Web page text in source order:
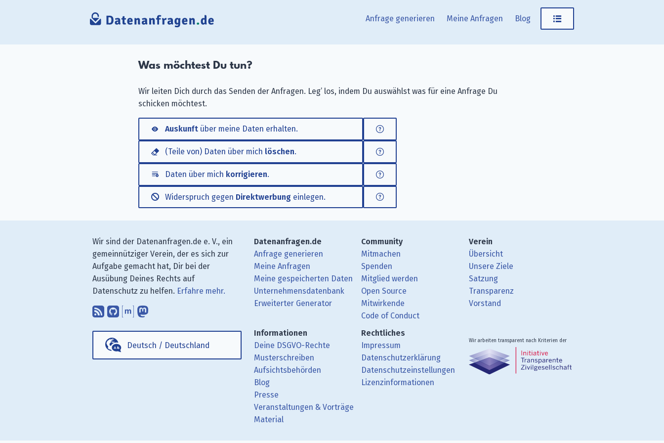
Anfrage generieren Meine Anfragen Blog
Was möchtest Du tun?
Wir leiten Dich durch das Senden der Anfragen. Leg’ los, indem Du auswählst was für eine Anfrage Du
schicken möchtest.
Auskunft über meine Daten erhalten.
(Teile von) Daten über mich löschen.
Daten über mich korrigieren.
Widerspruch gegen Direktwerbung einlegen.
Wir sind der Datenanfragen.de e. V., ein
gemeinnütziger Verein, der es sich zur
Aufgabe gemacht hat, Dir bei der
Ausübung Deines Rechts auf
Datenschutz zu helfen. Erfahre mehr.
Abonniere unsere Blogbeiträge mit Deinem RSS-Reader.
Finde uns bei GitHub.
Unterhalte Dich mit uns über Matrix.
Folge uns bei Mastodon.
Deutsch / Deutschland
Datenanfragen.de
Anfrage generieren
Meine Anfragen
Meine gespeicherten Daten
Unternehmensdatenbank
Erweiterter Generator
Community
Mitmachen
Spenden
Mitglied werden
Open Source
Mitwirkende
Code of Conduct
Verein
Übersicht
Unsere Ziele
Satzung
Transparenz
Vorstand
Informationen
Deine DSGVO-Rechte
Musterschreiben
Aufsichtsbehörden
Blog
Presse
Veranstaltungen & Vorträge
Material
Rechtliches
Impressum
Datenschutzerklärung
Datenschutzeinstellungen
Lizenzinformationen
Wir arbeiten transparent nach Kriterien der